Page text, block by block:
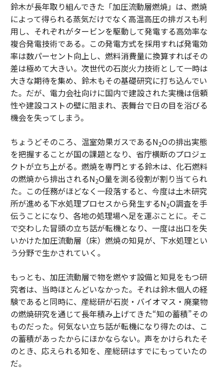
鈴木が長年取り組んできた「加圧流動層燃焼」は、燃焼
によって得られる蒸気だけでなく高温高圧の排ガスも利
用し、それぞれがタービンを駆動して発電する高効率な
複合発電技術である。この発電方式を採用すれば発電効
率は数パーセント向上し、燃料消費量に換算すればその
差は極めて大きい。次世代の石炭火力技術として一時は
大きな期待を集め、鈴木もその基礎研究に打ち込んでい
た。だが、電力会社向けに国内で建設された実機は信頼
性や建設コストの壁に阻まれ、表舞台で日の目を浴びる
機会を失ってしまう。
ちょうどそのころ、温室効果ガスであるN2Oの排出実態
を把握することが国の課題となり、省庁横断のプロジェ
クトが立ち上がる。燃焼を専門とする鈴木は、化石燃料
の燃焼から排出されるN2O量を測る役割が割り当てられ
た。この任務がほどなく一段落すると、今度は土木研究
所が進める下水処理プロセスから発生するN2O調査を手
伝うことになり、各地の処理場へ足を運ぶことに。そこ
で交わした冒頭の立ち話が転機となり、一度は出口を失
いかけた加圧流動層（床）燃焼の知見が、下水処理とい
う分野で生かされていく。
もっとも、加圧流動層で物を燃やす設備と知見をもつ研
究者は、当時ほとんどいなかった。それは鈴木個人の経
験であると同時に、産総研が石炭・バイオマス・廃棄物
の燃焼研究を通じて長年積み上げてきた“知の蓄積”その
ものだった。何気ない立ち話が転機になり得たのは、こ
の蓄積があったからにほかならない。声をかけられたそ
のとき、応えられる知を、産総研はすでにもっていたの
だ。